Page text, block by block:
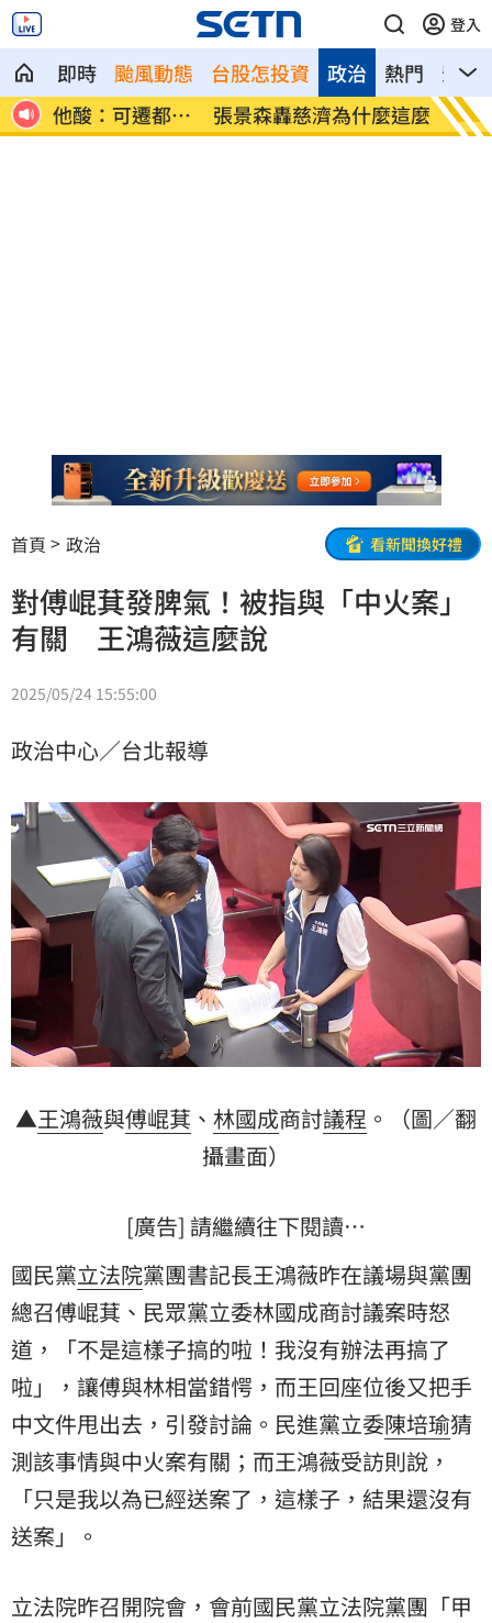
登入
即時 颱風動態 台股怎投資 熱門 影音
政治
重
張景森轟慈濟為什麼這麼好騙？ 柯轟
首頁 政治 看新聞換好禮
對傅崐萁發脾氣！被指與「中火案」
有關 王鴻薇這麼說
2025/05/24 15:55:00
政治中心／台北報導
▲王鴻薇與傅崐萁 、 林國成商討議程 。（圖／翻
攝畫面）
[廣告] 請繼續往下閱讀…
國民黨立法院黨團書記長王鴻薇昨在議場與黨團
總召傅崐萁、民眾黨立委林國成商討議案時怒
道，「不是這樣子搞的啦！我沒有辦法再搞了
啦」，讓傅與林相當錯愕，而王回座位後又把手
中文件甩出去，引發討論。民進黨立委陳培瑜猜
測該事情與中火案有關；而王鴻薇受訪則說，
「只是我以為已經送案了，這樣子，結果還沒有
送案」。
立法院昨召開院會，會前國民黨立法院黨團「甲